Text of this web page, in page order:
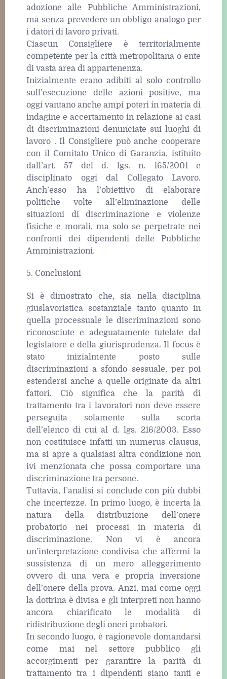
adozione alle Pubbliche Amministrazioni,
ma senza prevedere un obbligo analogo per
i datori di lavoro privati.
Ciascun Consigliere è territorialmente
competente per la città metropolitana o ente
di vasta area di appartenenza.
Inizialmente erano adibiti al solo controllo
sull’esecuzione delle azioni positive, ma
oggi vantano anche ampi poteri in materia di
indagine e accertamento in relazione ai casi
di discriminazioni denunciate sui luoghi di
lavoro . Il Consigliere può anche cooperare
con il Comitato Unico di Garanzia, istituito
dall’art. 57 del d. lgs. n. 165/2001 e
disciplinato oggi dal Collegato Lavoro.
Anch’esso ha l’obiettivo di elaborare
politiche volte all’eliminazione delle
situazioni di discriminazione e violenze
fisiche e morali, ma solo se perpetrate nei
confronti dei dipendenti delle Pubbliche
Amministrazioni.
5. Conclusioni
Si è dimostrato che, sia nella disciplina
giuslavoristica sostanziale tanto quanto in
quella processuale le discriminazioni sono
riconosciute e adeguatamente tutelate dal
legislatore e della giurisprudenza. Il focus è
stato inizialmente posto sulle
discriminazioni a sfondo sessuale, per poi
estendersi anche a quelle originate da altri
fattori. Ciò significa che la parità di
trattamento tra i lavoratori non deve essere
perseguita solamente sulla scorta
dell’elenco di cui al d. lgs. 216/2003. Esso
non costituisce infatti un numerus clausus,
ma si apre a qualsiasi altra condizione non
ivi menzionata che possa comportare una
discriminazione tra persone.
Tuttavia, l’analisi si conclude con più dubbi
che incertezze. In primo luogo, è incerta la
natura della distribuzione dell’onere
probatorio nei processi in materia di
discriminazione. Non vi è ancora
un’interpretazione condivisa che affermi la
sussistenza di un mero alleggerimento
ovvero di una vera e propria inversione
dell’onere della prova. Anzi, mai come oggi
la dottrina è divisa e gli interpreti non hanno
ancora chiarificato le modalità di
ridistribuzione degli oneri probatori.
In secondo luogo, è ragionevole domandarsi
come mai nel settore pubblico gli
accorgimenti per garantire la parità di
trattamento tra i dipendenti siano tanti e